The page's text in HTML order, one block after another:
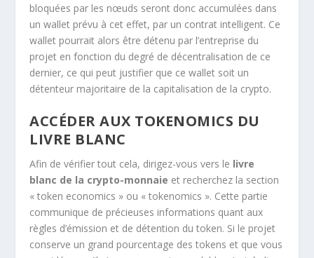
bloquées par les nœuds seront donc accumulées dans
un wallet prévu à cet effet, par un contrat intelligent. Ce
wallet pourrait alors être détenu par l’entreprise du
projet en fonction du degré de décentralisation de ce
dernier, ce qui peut justifier que ce wallet soit un
détenteur majoritaire de la capitalisation de la crypto.
ACCÉDER AUX TOKENOMICS DU
LIVRE BLANC
Afin de vérifier tout cela, dirigez-vous vers le livre
blanc de la crypto-monnaie et recherchez la section
« token economics » ou « tokenomics ». Cette partie
communique de précieuses informations quant aux
règles d’émission et de détention du token. Si le projet
conserve un grand pourcentage des tokens et que vous